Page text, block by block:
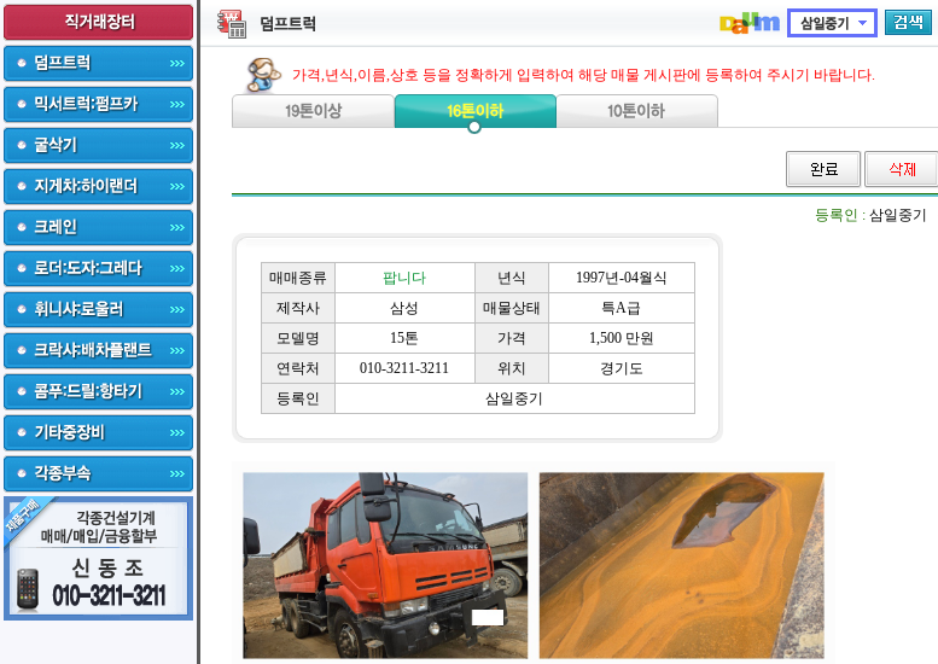
가격,년식,이름,상호 등을 정확하게 입력하여 해당 매물 게시판에 등록하여 주시기 바랍니다.
등록인 : 삼일중기
매매종류 팝니다 년식
1997년-04월식
제작사
삼성 매물상태
특A급
모델명
15톤 가격
1,500 만원
연락처
010-3211-3211 위치
경기도
등록인
삼일중기